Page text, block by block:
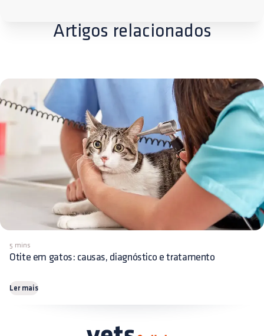
Artigos relacionados
5 mins
Otite em gatos: causas, diagnóstico e tratamento
Ler mais